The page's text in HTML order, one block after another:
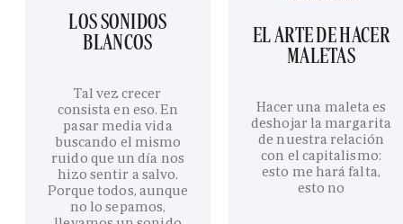
LOS SONIDOS
BLANCOS
Tal vez crecer
consista en eso. En
pasar media vida
buscando el mismo
ruido que un día nos
hizo sentir a salvo.
Porque todos, aunque
no lo sepamos,
EL ARTE DE HACER
MALETAS
Hacer una maleta es
deshojar la margarita
de nuestra relación
con el capitalismo:
esto me hará falta,
esto no